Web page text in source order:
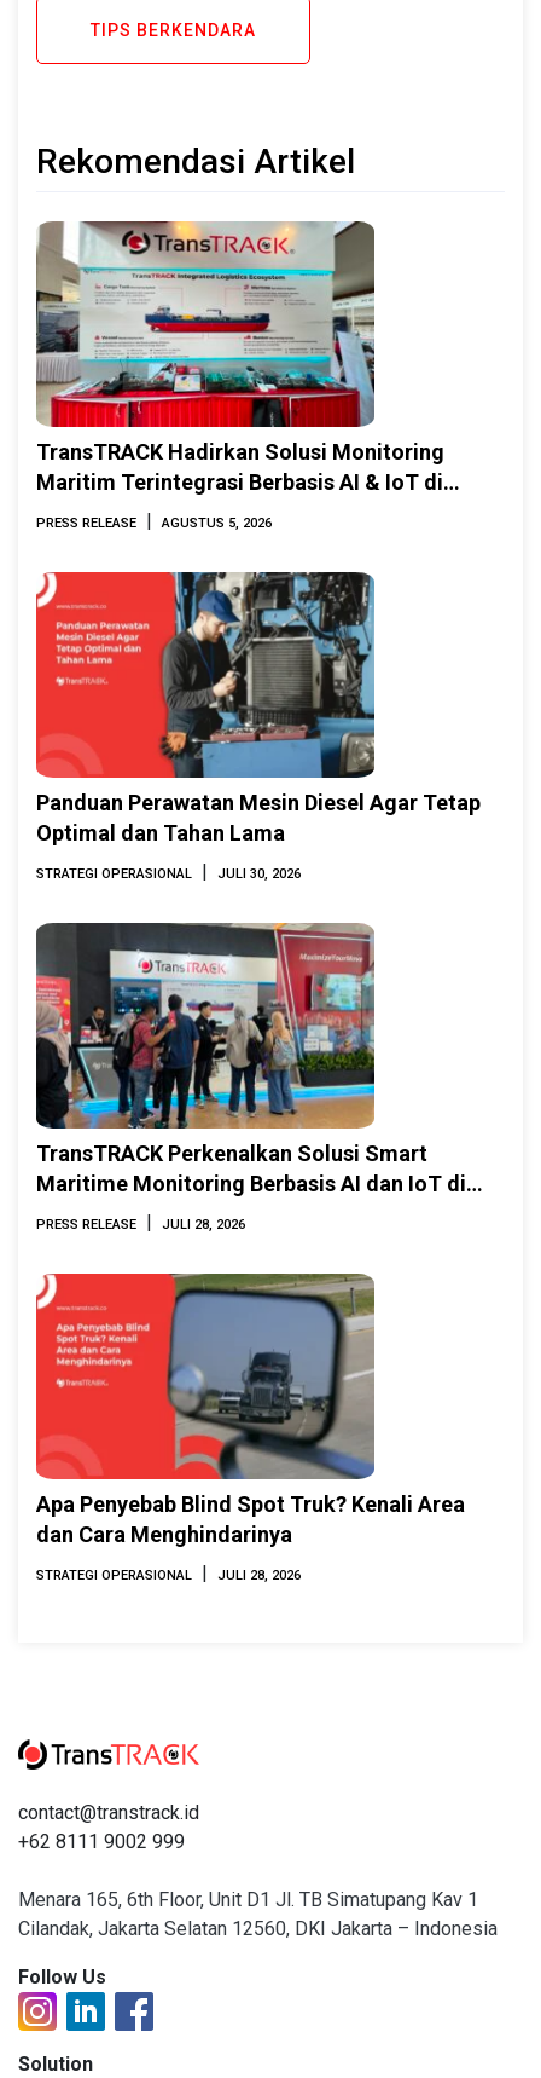
TIPS BERKENDARA
Rekomendasi Artikel
TransTRACK Hadirkan Solusi Monitoring
Maritim Terintegrasi Berbasis AI & IoT di
Indonesia Marine & Offshore Expo (IMOX)
PRESS RELEASE | AGUSTUS 5, 2026
Panduan Perawatan Mesin Diesel Agar Tetap
Optimal dan Tahan Lama
STRATEGI OPERASIONAL | JULI 30, 2026
TransTRACK Perkenalkan Solusi Smart
Maritime Monitoring Berbasis AI dan IoT di
INAMARINE 2026
PRESS RELEASE | JULI 28, 2026
Apa Penyebab Blind Spot Truk? Kenali Area
dan Cara Menghindarinya
STRATEGI OPERASIONAL | JULI 28, 2026
contact@transtrack.id
+62 8111 9002 999
Menara 165, 6th Floor, Unit D1 Jl. TB Simatupang Kav 1
Cilandak, Jakarta Selatan 12560, DKI Jakarta – Indonesia
Follow Us
Solution